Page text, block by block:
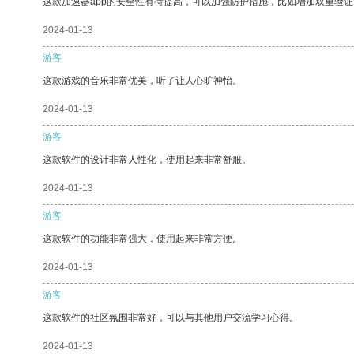
2024-01-13
游客
这款游戏的音乐非常优美，听了让人心旷神怡。
2024-01-13
游客
这款软件的设计非常人性化，使用起来非常舒服。
2024-01-13
游客
这款软件的功能非常强大，使用起来非常方便。
2024-01-13
游客
这款软件的社区氛围非常好，可以与其他用户交流学习心得。
2024-01-13